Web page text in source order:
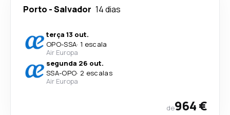
Porto -Salvador 14 dias
terça 13 out.
OPO-SSA· 1 escala
Air Europa
segunda 26 out.
SSA-OPO· 2 escalas
Air Europa
de964 €